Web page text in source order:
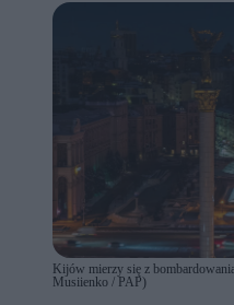
Kijów mierzy się z
Musiienko / PAP)